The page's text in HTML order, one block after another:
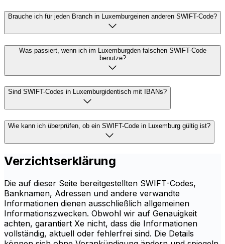
Brauche ich für jeden Branch in Luxemburgeinen anderen SWIFT-Code?
Was passiert, wenn ich im Luxemburgden falschen SWIFT-Code
benutze?
Sind SWIFT-Codes in Luxemburgidentisch mit IBANs?
Wie kann ich überprüfen, ob ein SWIFT-Code in Luxemburg gültig ist?
Verzichtserklärung
Die auf dieser Seite bereitgestellten SWIFT-Codes,
Banknamen, Adressen und andere verwandte
Informationen dienen ausschließlich allgemeinen
Informationszwecken. Obwohl wir auf Genauigkeit
achten, garantiert Xe nicht, dass die Informationen
vollständig, aktuell oder fehlerfrei sind. Die Details